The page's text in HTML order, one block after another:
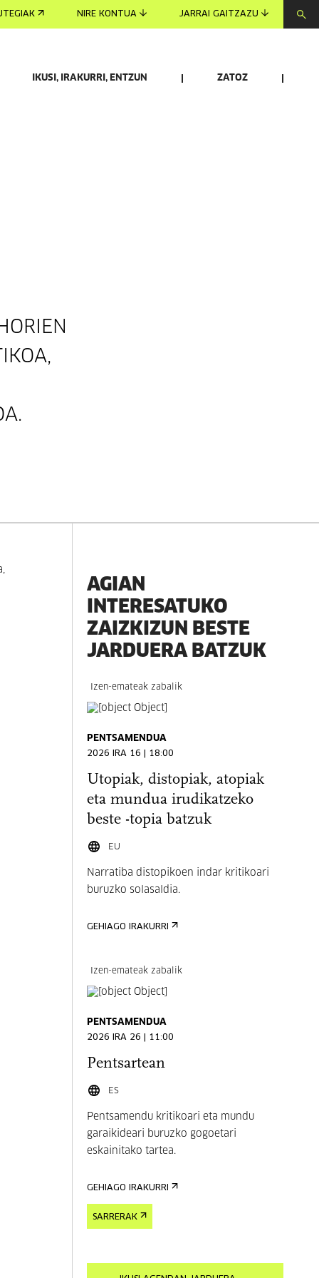
NIRE KONTUA JARRAI GAITZAZU
IKUSI, IRAKURRI, ENTZUN ZATOZ
AGIAN
INTERESATUKO
ZAIZKIZUN BESTE
JARDUERA BATZUK
Izen-emateak zabalik
PENTSAMENDUA
2026 IRA 16 | 18:00
Utopiak, distopiak, atopiak
eta mundua irudikatzeko
beste -topia batzuk
EU
Narratiba distopikoen indar kritikoari
buruzko solasaldia.
GEHIAGO IRAKURRI
Izen-emateak zabalik
PENTSAMENDUA
2026 IRA 26 | 11:00
Pentsartean
ES
Pentsamendu kritikoari eta mundu
garaikideari buruzko gogoetari
eskainitako tartea.
GEHIAGO IRAKURRI
SARRERAK